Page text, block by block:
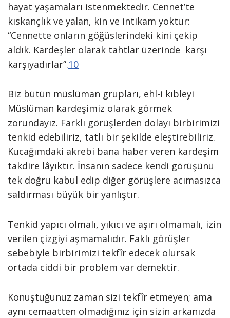
hayat yaşamaları istenmektedir. Cennet’te
kıskançlık ve yalan, kin ve intikam yoktur:
“Cennette onların göğüslerindeki kini çekip
aldık. Kardeşler olarak tahtlar üzerinde karşı
karşıyadırlar”.10
Biz bütün müslüman grupları, ehl-i kıbleyi
Müslüman kardeşimiz olarak görmek
zorundayız. Farklı görüşlerden dolayı birbirimizi
tenkid edebiliriz, tatlı bir şekilde eleştirebiliriz.
Kucağımdaki akrebi bana haber veren kardeşim
takdire lâyıktır. İnsanın sadece kendi görüşünü
tek doğru kabul edip diğer görüşlere acımasızca
saldırması büyük bir yanlıştır.
Tenkid yapıcı olmalı, yıkıcı ve aşırı olmamalı, izin
verilen çizgiyi aşmamalıdır. Faklı görüşler
sebebiyle birbirimizi tekfîr edecek olursak
ortada ciddi bir problem var demektir.
Konuştuğunuz zaman sizi tekfîr etmeyen; ama
aynı cemaatten olmadığınız için sizin arkanızda